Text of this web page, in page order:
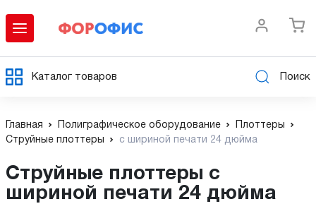
Каталог товаров Поиск
Главная Полиграфическое оборудование
Плоттеры
Струйные плоттеры
с шириной печати 24 дюйма
Струйные плоттеры с
шириной печати 24 дюйма